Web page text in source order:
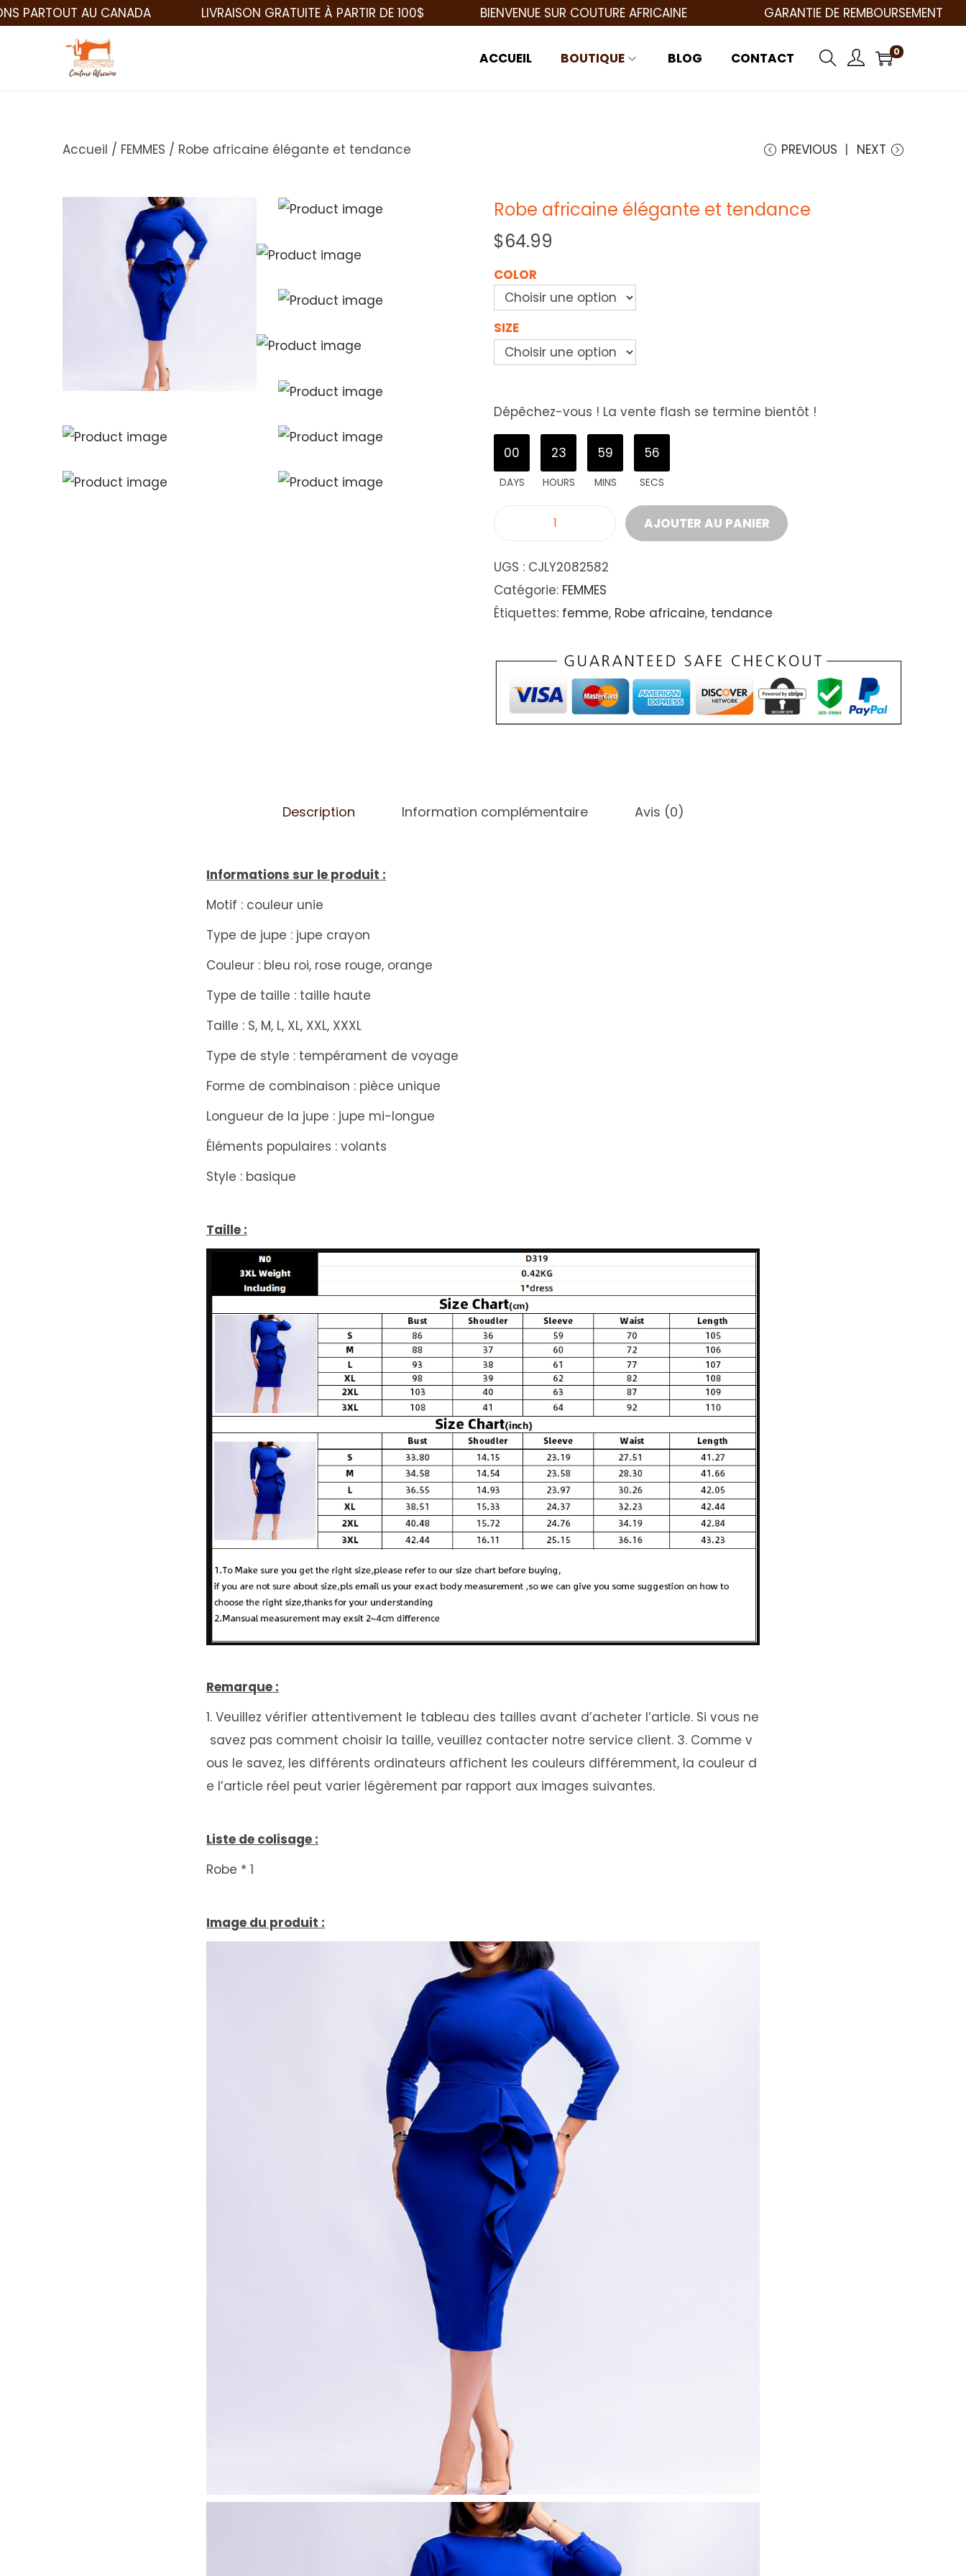
AU CANADA LIVRAISON GRATUITE À PARTIR DE 100$ BIENVENUE SUR COUTURE AFRICAINE GARANTIE DE REMBOURSEMENT
ACCUEIL BOUTIQUE BLOG CONTACT 0
Accueil / FEMMES / Robe africaine élégante et tendance PREVIOUS NEXT
Robe africaine élégante et tendance
$64.99
COLOR
SIZE
Dépêchez-vous ! La vente flash se termine bientôt !
00
DAYS
23
HOURS
59
MINS
56
SECS
AJOUTER AU PANIER
UGS : CJLY2082582
Catégorie: FEMMES
Étiquettes: femme, Robe africaine, tendance
Description Information complémentaire Avis (0)
Informations sur le produit :
Motif : couleur unie
Type de jupe : jupe crayon
Couleur : bleu roi, rose rouge, orange
Type de taille : taille haute
Taille : S, M, L, XL, XXL, XXXL
Type de style : tempérament de voyage
Forme de combinaison : pièce unique
Longueur de la jupe : jupe mi-longue
Éléments populaires : volants
Style : basique
Taille :
Remarque :
1. Veuillez vérifier attentivement le tableau des tailles avant d’acheter l’article. Si vous ne
savez pas comment choisir la taille, veuillez contacter notre service client. 3. Comme v
ous le savez, les différents ordinateurs affichent les couleurs différemment, la couleur d
e l’article réel peut varier légèrement par rapport aux images suivantes.
Liste de colisage :
Robe * 1
Image du produit :